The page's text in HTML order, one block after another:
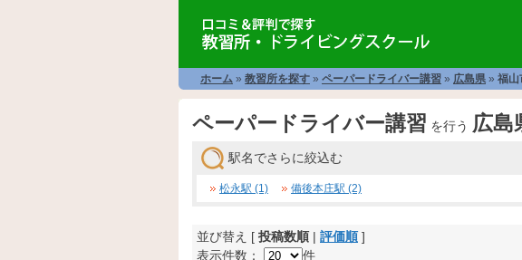
ホーム » 教習所を探す » ペーパードライバー講習 » 広島県 » 福山
ペーパードライバー講習 を行う 広島
駅名でさらに絞込む
松永駅 (1) 備後本庄駅 (2)
並び替え [ 投稿数順| 評価順]
表示件数：
件